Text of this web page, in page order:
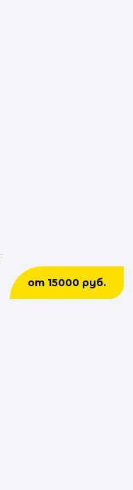
от 15000 руб.